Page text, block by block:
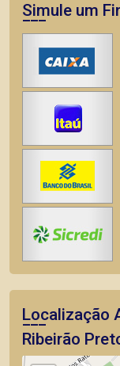
Simule um
Localização
Ribeirão